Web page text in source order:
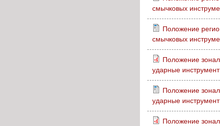
смычковых
Положение
смычковых
Положение
ударные
Положение
ударные
Положение